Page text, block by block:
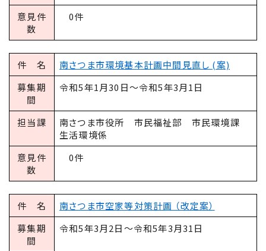
意見件
数
0件
件 名
南さつま市環境基本計画中間見直し (案)
募集期
間
令和5年1月30日～令和5年3月1日
担当課
南さつま市役所 市民福祉部 市民環境課
生活環境係
意見件
数
0件
件 名
南さつま市空家等対策計画 （改定案）
募集期
間
令和5年3月2日～令和5年3月31日